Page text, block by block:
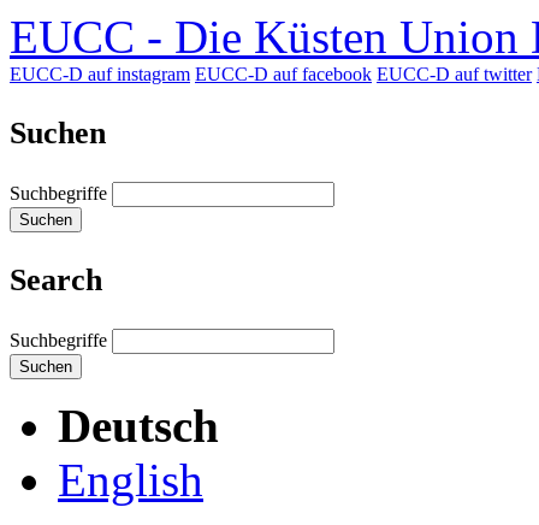
EUCC - Die Küsten Union
EUCC-D auf instagram EUCC-D auf facebook EUCC-D auf twitter
Suchen
Suchbegriffe
Suchen
Search
Suchbegriffe
Suchen
Deutsch
English